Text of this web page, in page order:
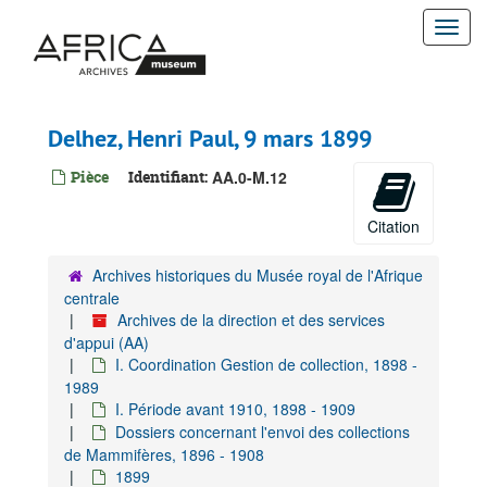
contenu
Delhez, Henri Paul, 9 mars 1899
Pièce Identifiant: AA.0-M.12
Citation
Archives historiques du Musée royal de l'Afrique
centrale
Archives de la direction et des services
d'appui (AA)
I. Coordination Gestion de collection, 1898 -
1989
I. Période avant 1910, 1898 - 1909
Dossiers concernant l'envoi des collections
de Mammifères, 1896 - 1908
1899
Archives de la direction et des services d'appui
A. Gestion administrative-juridique, 1895-1960
B. Gestion financière, 1924-1928
C. Gestion financière du patrimoine, 1908-1909